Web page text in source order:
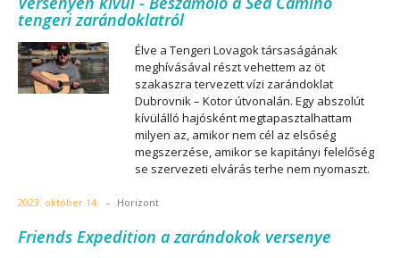
tengeri zarándoklatról
Élve a Tengeri Lovagok társaságának
meghívásával részt vehettem az öt
szakaszra tervezett vízi zarándoklat
Dubrovnik – Kotor útvonalán. Egy abszolút
kívülálló hajósként megtapasztalhattam
milyen az, amikor nem cél az elsőség
megszerzése, amikor se kapitányi felelőség
se szervezeti elvárás terhe nem nyomaszt.
2023. október 14. - Horizont
Friends Expedition a zarándokok versenye